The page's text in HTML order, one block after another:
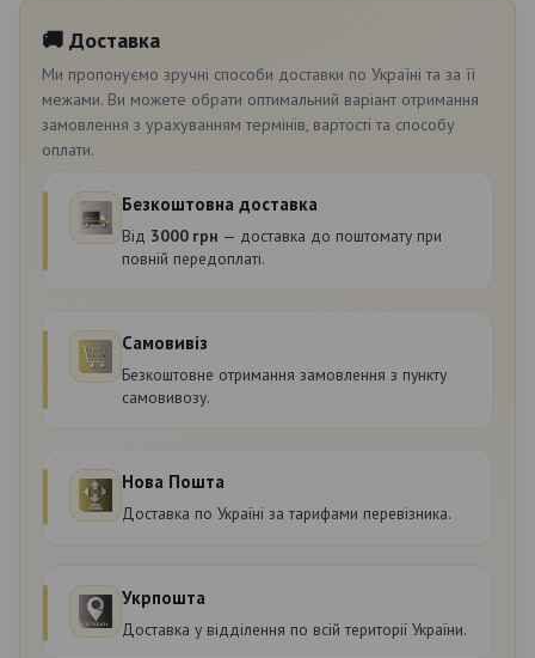
🚚 Доставка
Ми пропонуємо зручні способи доставки по Україні та за її
межами. Ви можете обрати оптимальний варіант отримання
замовлення з урахуванням термінів, вартості та способу
оплати.
Безкоштовна доставка
Від 3000 грн — доставка до поштомату при
повній передоплаті.
Самовивіз
Безкоштовне отримання замовлення з пункту
самовивозу.
Нова Пошта
Доставка по Україні за тарифами перевізника.
Укрпошта
Доставка у відділення по всій території України.